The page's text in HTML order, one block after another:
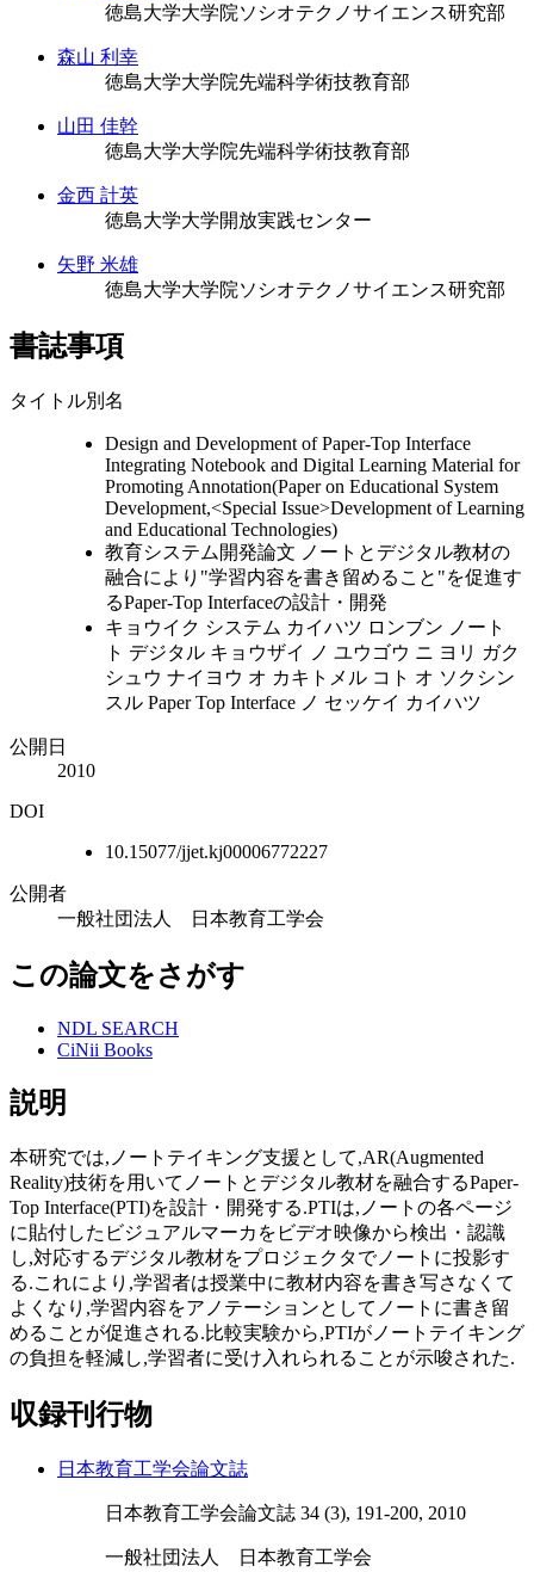
徳島大学大学院ソシオテクノサイエンス研究部
森山 利幸
徳島大学大学院先端科学術技教育部
山田 佳幹
徳島大学大学院先端科学術技教育部
金西 計英
徳島大学大学開放実践センター
矢野 米雄
徳島大学大学院ソシオテクノサイエンス研究部
書誌事項
タイトル別名
Design and Development of Paper-Top Interface
Integrating Notebook and Digital Learning Material for
Promoting Annotation(Paper on Educational System
Development,<Special Issue>Development of Learning
and Educational Technologies)
教育システム開発論文 ノートとデジタル教材の
融合により"学習内容を書き留めること"を促進す
るPaper-Top Interfaceの設計・開発
キョウイク システム カイハツ ロンブン ノート
ト デジタル キョウザイ ノ ユウゴウ ニ ヨリ ガク
シュウ ナイヨウ オ カキトメル コト オ ソクシン
スル Paper Top Interface ノ セッケイ カイハツ
公開日
2010
DOI
10.15077/jjet.kj00006772227
公開者
一般社団法人 日本教育工学会
この論文をさがす
NDL SEARCH
CiNii Books
説明
本研究では,ノートテイキング支援として,AR(Augmented
Reality)技術を用いてノートとデジタル教材を融合するPaper-
Top Interface(PTI)を設計・開発する.PTIは,ノートの各ページ
に貼付したビジュアルマーカをビデオ映像から検出・認識
し,対応するデジタル教材をプロジェクタでノートに投影す
る.これにより,学習者は授業中に教材内容を書き写さなくて
よくなり,学習内容をアノテーションとしてノートに書き留
めることが促進される.比較実験から,PTIがノートテイキング
の負担を軽減し,学習者に受け入れられることが示唆された.
収録刊行物
日本教育工学会論文誌
日本教育工学会論文誌 34 (3), 191-200, 2010
一般社団法人 日本教育工学会